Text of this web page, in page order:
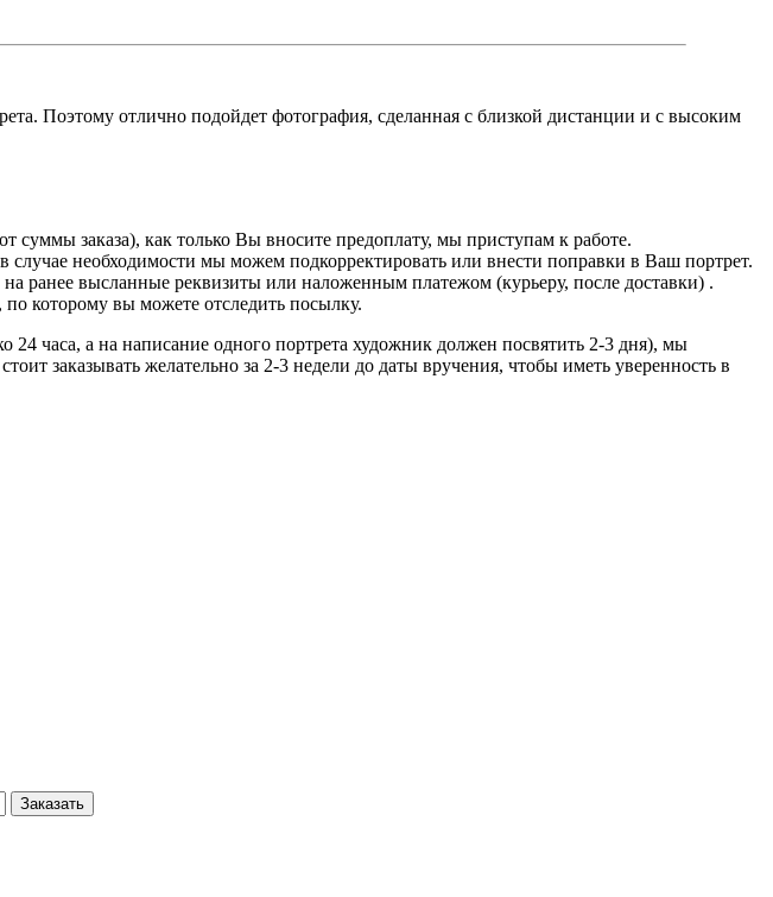
Поэтому отлично подойдет фотография, сделанная с близкой дистанции и с высоким
суммы заказа), как только Вы вносите предоплату, мы приступам к работе.
необходимости мы можем подкорректировать или внести поправки в Ваш портрет.
ранее высланные реквизиты или наложенным платежом (курьеру, после доставки) .
которому вы можете отследить посылку.
24 часа, а на написание одного портрета художник должен посвятить 2-3 дня), мы
заказывать желательно за 2-3 недели до даты вручения, чтобы иметь уверенность в